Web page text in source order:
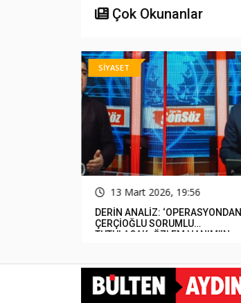
Çok Okunanlar
SİYASET
13 Mart 2026, 19:56
DERİN ANALİZ: ‘OPERASYONDAN
ÇERÇİOĞLU SORUMLU
TUTULACAK. ÖZLEM HANIM’IN